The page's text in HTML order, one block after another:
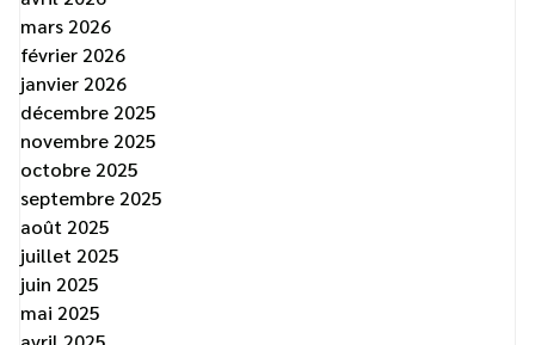
mars 2026
février 2026
janvier 2026
décembre 2025
novembre 2025
octobre 2025
septembre 2025
août 2025
juillet 2025
juin 2025
mai 2025